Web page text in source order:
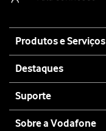
map
Produtos e Serviços
Destaques
Suporte
Sobre a Vodafone